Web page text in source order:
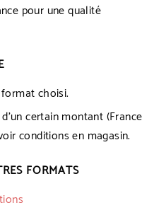
pour une qualité
choisi.
certain montant (France
conditions en magasin.
FORMATS